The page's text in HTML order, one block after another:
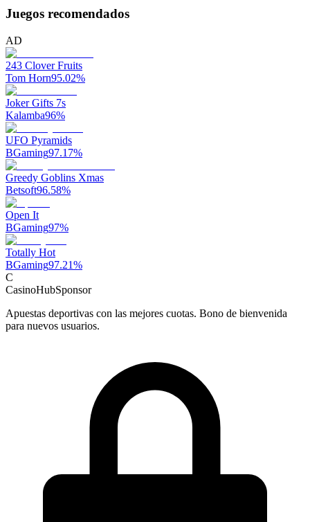
Juegos recomendados
AD
243 Clover Fruits
Tom Horn95.02%
Joker Gifts 7s
Kalamba96%
UFO Pyramids
BGaming97.17%
Greedy Goblins Xmas
Betsoft96.58%
Open It
BGaming97%
Totally Hot
BGaming97.21%
C
CasinoHubSponsor
Apuestas deportivas con las mejores cuotas. Bono de bienvenida
para nuevos usuarios.